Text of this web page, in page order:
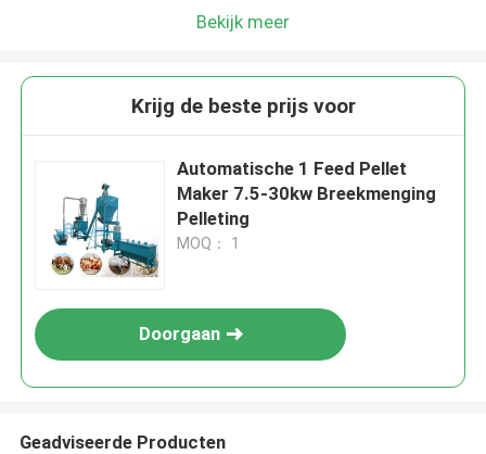
Bekijk meer
Krijg de beste prijs voor
Automatische 1 Feed Pellet
Maker 7.5-30kw Breekmenging
Pelleting
MOQ： 1
Doorgaan
Geadviseerde Producten